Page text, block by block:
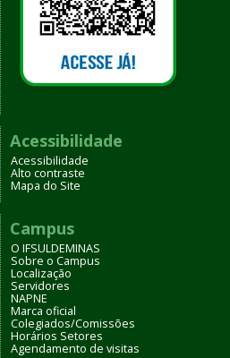
Acessibilidade
Acessibilidade
Alto contraste
Mapa do Site
Campus
O IFSULDEMINAS
Sobre o Campus
Localização
Servidores
NAPNE
Marca oficial
Colegiados/Comissões
Horários Setores
Agendamento de visitas